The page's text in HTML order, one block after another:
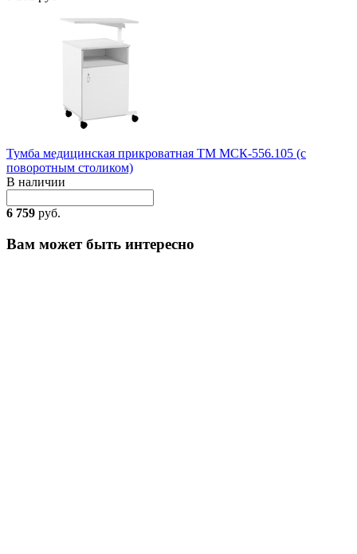
Тумба медицинская прикроватная ТМ МСК-556.105 (с
поворотным столиком)
В наличии
6 759 руб.
Вам может быть интересно